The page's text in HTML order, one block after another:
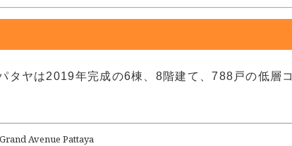
タヤは2019年完成の6棟、8階建て、788戸の低層コ
Avenue Pattaya